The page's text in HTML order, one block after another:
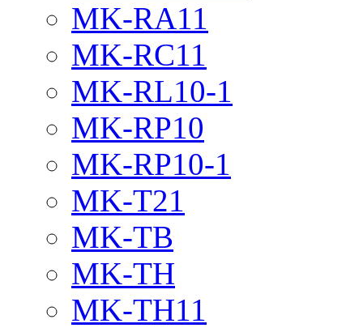
MK-RA11
MK-RC11
MK-RL10-1
MK-RP10
MK-RP10-1
MK-T21
MK-TB
MK-TH
MK-TH11